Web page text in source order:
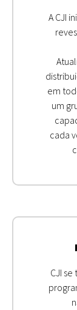
A CJI
em
um
cada
CJI